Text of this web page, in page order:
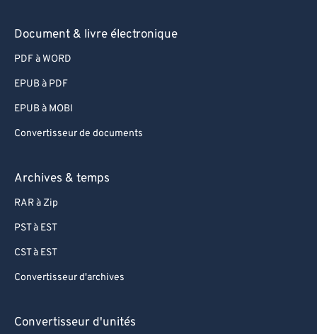
Document & livre électronique
PDF à WORD
EPUB à PDF
EPUB à MOBI
Convertisseur de documents
Archives & temps
RAR à Zip
PST à EST
CST à EST
Convertisseur d'archives
Convertisseur d'unités